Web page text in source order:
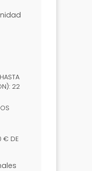
22
€ DE